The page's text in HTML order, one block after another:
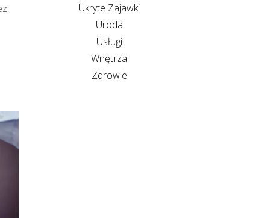
Ukryte Zajawki
Uroda
Usługi
Wnętrza
Zdrowie